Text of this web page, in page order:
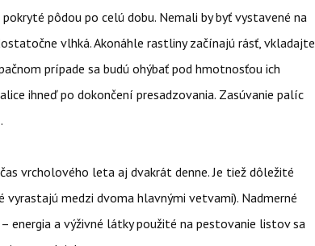
pôdou po celú dobu. Nemali by byť vystavené na
vlhká. Akonáhle rastliny začínajú rásť, vkladajte
prípade sa budú ohýbať pod hmotnosťou ich
ihneď po dokončení presadzovania. Zasúvanie palíc
vrcholového leta aj dvakrát denne. Je tiež dôležité
vyrastajú medzi dvoma hlavnými vetvami). Nadmerné
energia a výživné látky použité na pestovanie listov sa